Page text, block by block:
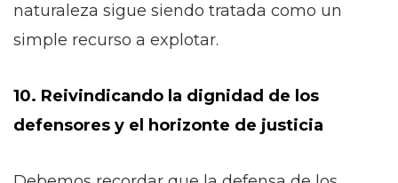
naturaleza sigue siendo tratada como un
simple recurso a explotar.
10. Reivindicando la dignidad de los
defensores y el horizonte de justicia